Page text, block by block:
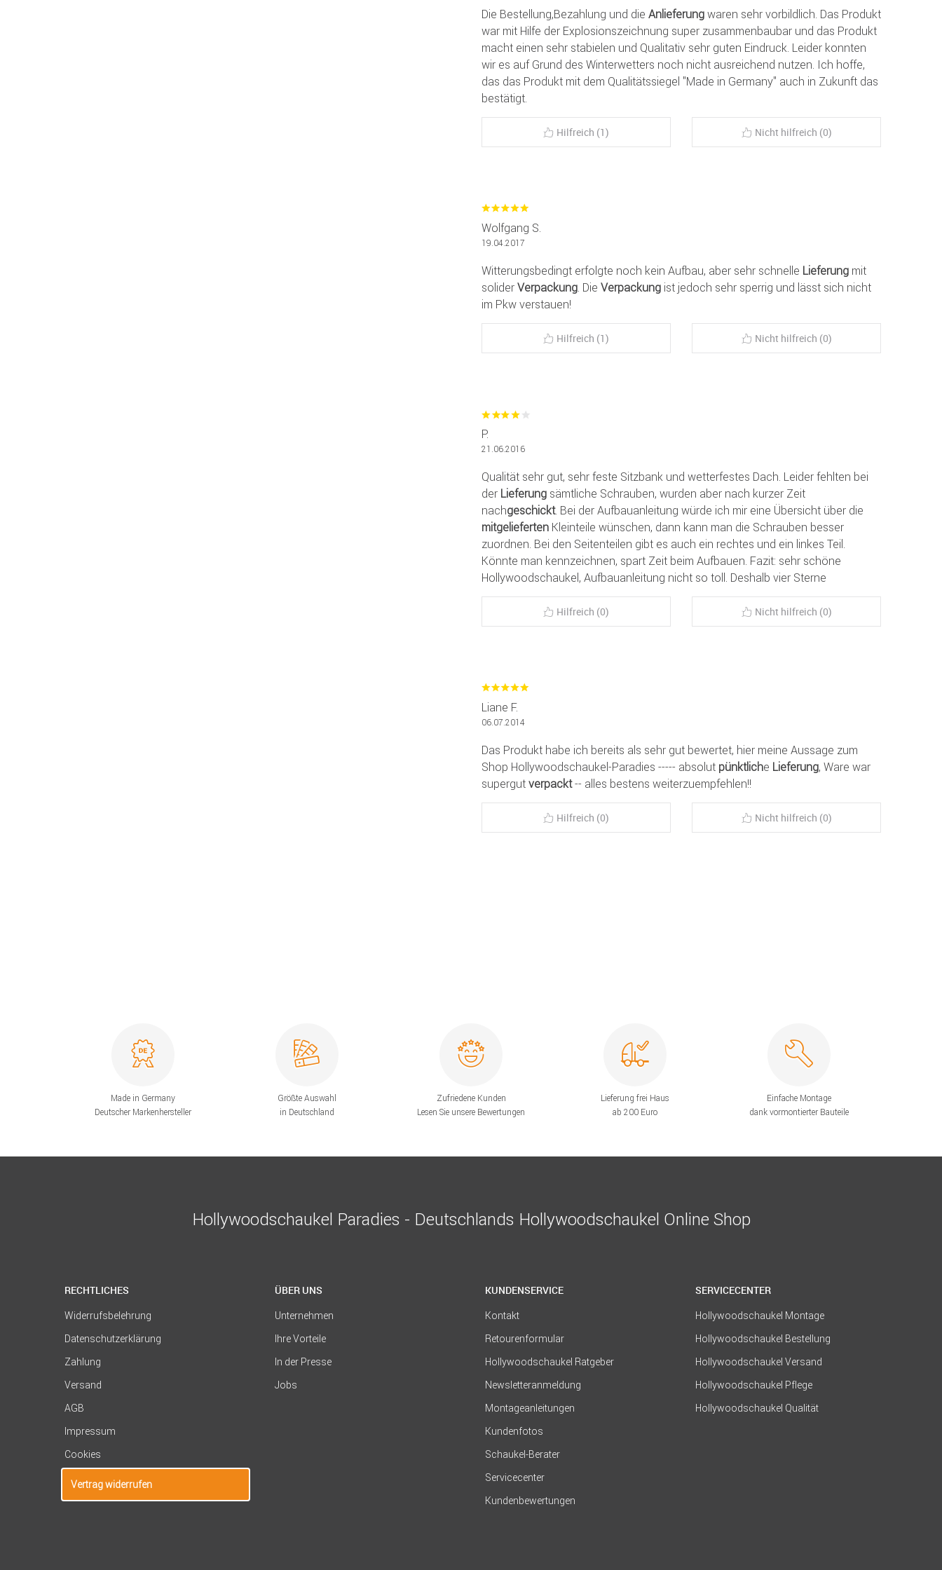
Die Bestellung,Bezahlung und die Anlieferung waren sehr vorbildlich. Das Produkt
war mit Hilfe der Explosionszeichnung super zusammenbaubar und das Produkt
macht einen sehr stabielen und Qualitativ sehr guten Eindruck. Leider konnten
wir es auf Grund des Winterwetters noch nicht ausreichend nutzen. Ich hoffe,
das das Produkt mit dem Qualitätssiegel "Made in Germany" auch in Zukunft das
bestätigt.
Hilfreich (1) Nicht hilfreich (0)
Wolfgang S.
19.04.2017
Witterungsbedingt erfolgte noch kein Aufbau, aber sehr schnelle Lieferung mit
solider Verpackung . Die Verpackung ist jedoch sehr sperrig und lässt sich nicht
im Pkw verstauen!
Hilfreich (1) Nicht hilfreich (0)
P.
21.06.2016
Qualität sehr gut, sehr feste Sitzbank und wetterfestes Dach. Leider fehlten bei
der Lieferung sämtliche Schrauben, wurden aber nach kurzer Zeit
nachgeschickt. Bei der Aufbauanleitung würde ich mir eine Übersicht über die
mitgelieferten Kleinteile wünschen, dann kann man die Schrauben besser
zuordnen. Bei den Seitenteilen gibt es auch ein rechtes und ein linkes Teil.
Könnte man kennzeichnen, spart Zeit beim Aufbauen. Fazit: sehr schöne
Hollywoodschaukel, Aufbauanleitung nicht so toll. Deshalb vier Sterne
Hilfreich (0) Nicht hilfreich (0)
Liane F.
06.07.2014
Das Produkt habe ich bereits als sehr gut bewertet, hier meine Aussage zum
Shop Hollywoodschaukel-Paradies ----- absolut pünktliche Lieferung, Ware war
supergut verpackt-- alles bestens weiterzuempfehlen!!
Hilfreich (0) Nicht hilfreich (0)
Made in Germany
Deutscher Markenhersteller
Größte Auswahl
in Deutschland
Zufriedene Kunden
Lesen Sie unsere Bewertungen
Lieferung frei Haus
ab 200 Euro
Einfache Montage
dank vormontierter Bauteile
Hollywoodschaukel Paradies - Deutschlands Hollywoodschaukel Online Shop
RECHTLICHES
Widerrufsbelehrung
Datenschutzerklärung
Zahlung
Versand
AGB
Impressum
Cookies
Vertrag widerrufen
ÜBER UNS
Unternehmen
Ihre Vorteile
In der Presse
Jobs
KUNDENSERVICE
Kontakt
Retourenformular
Hollywoodschaukel Ratgeber
Newsletteranmeldung
Montageanleitungen
Kundenfotos
Schaukel-Berater
Servicecenter
Kundenbewertungen
SERVICECENTER
Hollywoodschaukel Montage
Hollywoodschaukel Bestellung
Hollywoodschaukel Versand
Hollywoodschaukel Pflege
Hollywoodschaukel Qualität